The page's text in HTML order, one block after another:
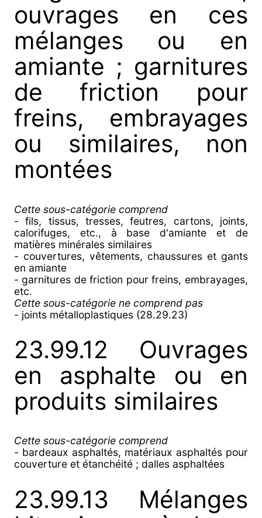
ouvrages en ces
mélanges ou en
amiante ; garnitures
de friction pour
freins, embrayages
ou similaires, non
montées
Cette sous-catégorie comprend
- fils, tissus, tresses, feutres, cartons, joints,
calorifuges, etc., à base d'amiante et de
matières minérales similaires
- couvertures, vêtements, chaussures et gants
en amiante
- garnitures de friction pour freins, embrayages,
etc.
Cette sous-catégorie ne comprend pas
- joints métalloplastiques (28.29.23)
23.99.12 Ouvrages
en asphalte ou en
produits similaires
Cette sous-catégorie comprend
- bardeaux asphaltés, matériaux asphaltés pour
couverture et étanchéité ; dalles asphaltées
23.99.13 Mélanges